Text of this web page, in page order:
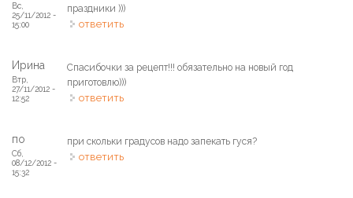
Вс,
25/11/2012 -
15:00
праздники )))
ответить
Ирина
Втр,
27/11/2012 -
12:52
Спасибочки за рецепт!!! обязательно на новый год
приготовлю)))
ответить
по
Сб,
08/12/2012 -
15:32
при скольки градусов надо запекать гуся?
ответить